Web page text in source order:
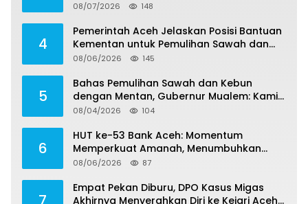
Tegaskan Proses Berjalan Profesional dan
08/07/2026 148
4
Pemerintah Aceh Jelaskan Posisi Bantuan
Kementan untuk Pemulihan Sawah dan
Kebun
08/06/2026 145
5
Bahas Pemulihan Sawah dan Kebun
dengan Mentan, Gubernur Mualem: Kami
Butuh Dukungan Pak Menteri
08/04/2026 104
6
HUT ke-53 Bank Aceh: Momentum
Memperkuat Amanah, Menumbuhkan
Keberkahan Bagi Aceh
08/06/2026 87
Empat Pekan Diburu, DPO Kasus Migas
Akhirnya Menyerahkan Diri ke Kejari Aceh